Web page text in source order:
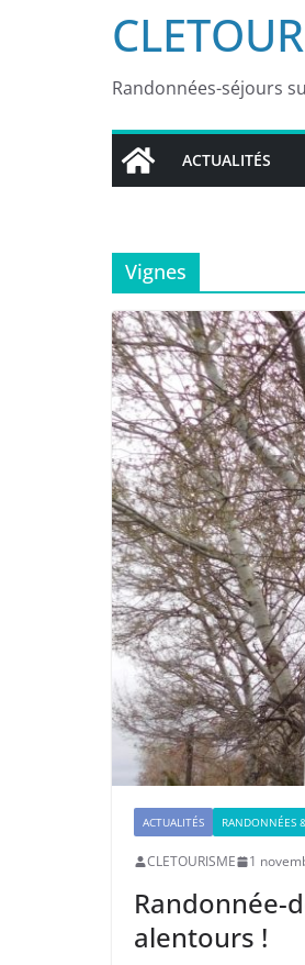
Randonnées-séjours
ACTUALITÉS
Vignes
ACTUALITÉS RANDONNÉES
CLETOURISME 1
Randonnée-
alentours !